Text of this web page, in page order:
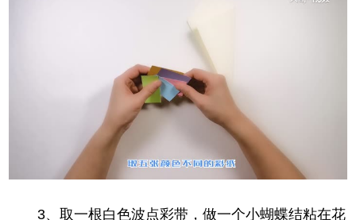
3、取一根白色波点彩带，做一个小蝴蝶结粘在花